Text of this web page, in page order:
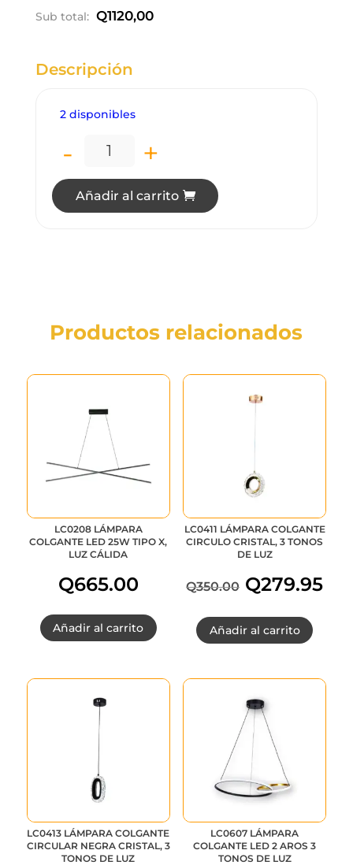
Sub total: Q1120,00
Descripción
2 disponibles
LC5737 LÁMPARA COLGANTE LED
- +
Añadir al carrito
Productos relacionados
LC0208 LÁMPARA
COLGANTE LED 25W TIPO X,
LUZ CÁLIDA
Q665.00
Añadir al carrito
LC0411 LÁMPARA COLGANTE
CIRCULO CRISTAL, 3 TONOS
DE LUZ
Q350.00
precio
original
era:
Q350.00.
Q279.95
Añadir al carrito
LC0413 LÁMPARA COLGANTE
CIRCULAR NEGRA CRISTAL, 3
TONOS DE LUZ
LC0607 LÁMPARA
COLGANTE LED 2 AROS 3
TONOS DE LUZ